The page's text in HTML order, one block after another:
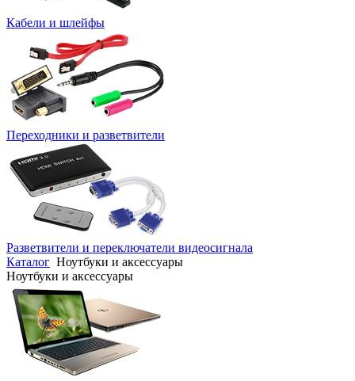
Кабели и шлейфы
Переходники и разветвители
Разветвители и переключатели видеосигнала
Каталог Ноутбуки и аксессуары
Ноутбуки и аксессуары